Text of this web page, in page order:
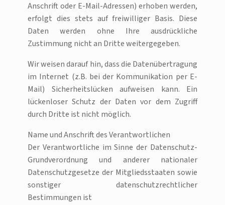
Anschrift oder E-Mail-Adressen) erhoben werden,
erfolgt dies stets auf freiwilliger Basis. Diese
Daten werden ohne Ihre ausdrückliche
Zustimmung nicht an Dritte weitergegeben.
Wir weisen darauf hin, dass die Datenübertragung
im Internet (z.B. bei der Kommunikation per E-
Mail) Sicherheitslücken aufweisen kann. Ein
lückenloser Schutz der Daten vor dem Zugriff
durch Dritte ist nicht möglich.
Name und Anschrift des Verantwortlichen
Der Verantwortliche im Sinne der Datenschutz-
Grundverordnung und anderer nationaler
Datenschutzgesetze der Mitgliedsstaaten sowie
sonstiger datenschutzrechtlicher
Bestimmungen ist